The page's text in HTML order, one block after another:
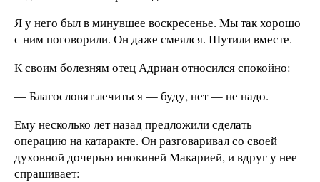
Я у него был в минувшее воскресенье. Мы так хорошо
с ним поговорили. Он даже смеялся. Шутили вместе.
К своим болезням отец Адриан относился спокойно:
— Благословят лечиться — буду, нет — не надо.
Ему несколько лет назад предложили сделать
операцию на катаракте. Он разговаривал со своей
духовной дочерью инокиней Макарией, и вдруг у нее
спрашивает: